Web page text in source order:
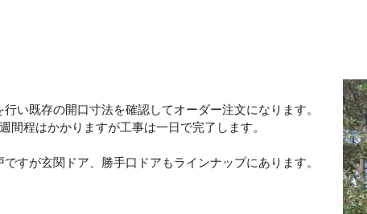
行い既存の開口寸法を確認してオーダー注文になります。
間程はかかりますが工事は一日で完了します。
ですが玄関ドア、勝手口ドアもラインナップにあります。